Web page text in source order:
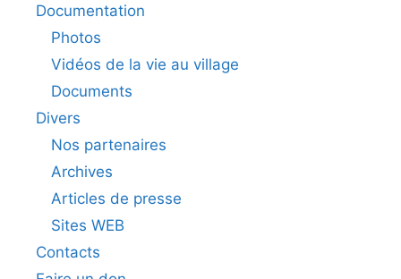
Documentation
Photos
Vidéos de la vie au village
Documents
Divers
Nos partenaires
Archives
Articles de presse
Sites WEB
Contacts